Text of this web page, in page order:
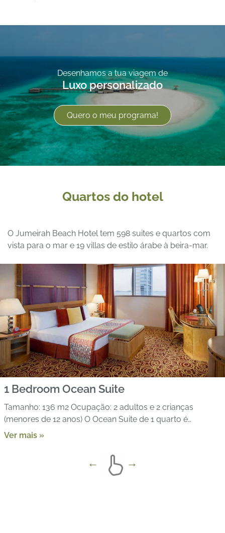
Desenhamos a tua viagem de
Luxo personalizado
Quero o meu programa!
Quartos do hotel
O Jumeirah Beach Hotel tem 598 suites e quartos com
vista para o mar e 19 villas de estilo árabe à beira-mar.
1 Bedroom Ocean Suite
Tamanho: 136 m2 Ocupação: 2 adultos e 2 crianças
(menores de 12 anos) O Ocean Suite de 1 quarto é…
Ver mais »